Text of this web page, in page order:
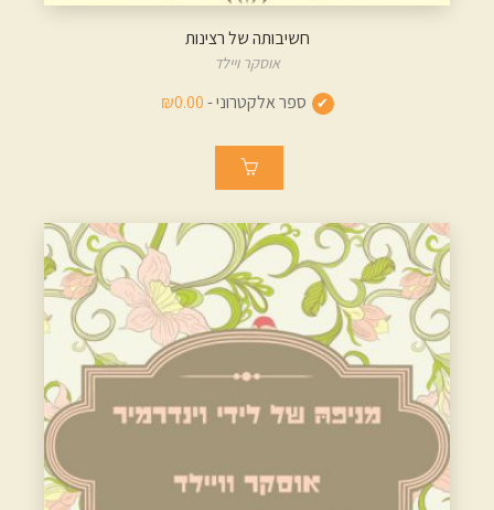
חשיבותה של רצינות
אוסקר ויילד
ספר אלקטרוני -₪0.00